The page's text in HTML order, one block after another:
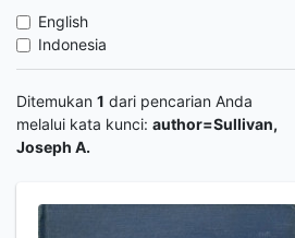
English
Indonesia
Ditemukan 1 dari pencarian Anda
melalui kata kunci: author=Sullivan,
Joseph A.